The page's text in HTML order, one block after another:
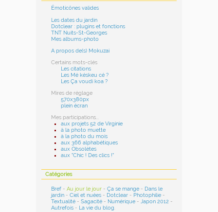
Émoticônes valides
Les dates du jardin
Dotclear : plugins et fonctions
TNT Nuits-St-Georges
Mes albums-photo
A propos de(s) Mokuzai
Certains mots-clés
Les citations
Les Mé késkeu cé ?
Les Ça voudi koa ?
Mires de réglage
570x380px
plein écran
Mes participations...
aux projets 52 de Virginie
à la photo muette
à la photo du mois
aux 366 alphabétiques
aux Obsolètes
aux "Chic ! Des clics !"
Catégories
Bref -Au jour le jour -Ça se mange - Dans le
jardin -Ciel et nuées - Dotclear - Photophilie -
Textualité -Sagacité - Numérique -Japon 2012 -
Autrefois - La vie du blog.